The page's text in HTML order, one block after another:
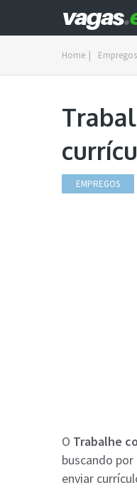
Home | Empregos
EMPREGOS
O Trabalhe
buscando
enviar